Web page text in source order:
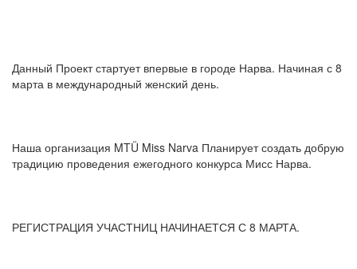
Данный Проект стартует впервые в городе Нарва. Начиная с 8
марта в международный женский день.
Наша организация MTÜ Miss Narva Планирует создать добрую
традицию проведения ежегодного конкурса Мисс Нарва.
РЕГИСТРАЦИЯ УЧАСТНИЦ НАЧИНАЕТСЯ С 8 МАРТА.